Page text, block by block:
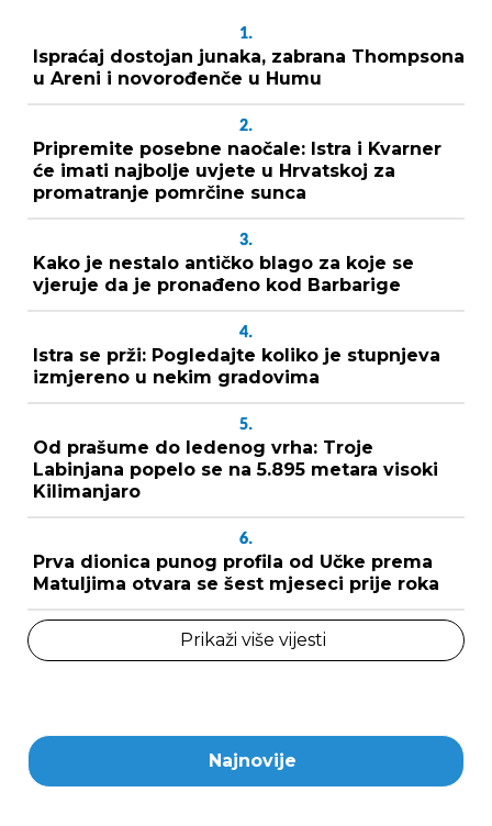
1.
Ispraćaj dostojan junaka, zabrana Thompsona
u Areni i novorođenče u Humu
2.
Pripremite posebne naočale: Istra i Kvarner
će imati najbolje uvjete u Hrvatskoj za
promatranje pomrčine sunca
3.
Kako je nestalo antičko blago za koje se
vjeruje da je pronađeno kod Barbarige
4.
Istra se prži: Pogledajte koliko je stupnjeva
izmjereno u nekim gradovima
5.
Od prašume do ledenog vrha: Troje
Labinjana popelo se na 5.895 metara visoki
Kilimanjaro
6.
Prva dionica punog profila od Učke prema
Matuljima otvara se šest mjeseci prije roka
Prikaži više vijesti
Najnovije